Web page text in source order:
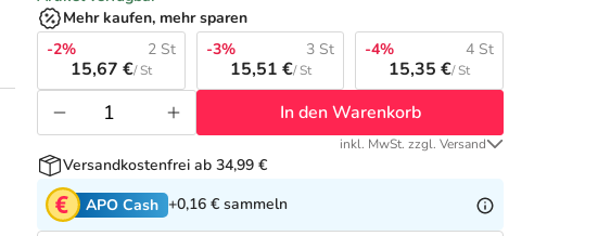
Mehr kaufen, mehr sparen
-2%
2 St
15,67 €/ St
-3% 3 St
15,51 €/ St
-4% 4 St
15,35 €/ St
In den Warenkorb
inkl. MwSt. zzgl. Versand
Versandkostenfrei ab 34,99 €
APO Cash +0,16 € sammeln